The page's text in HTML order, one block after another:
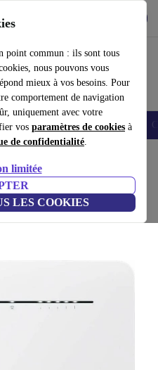
point commun : ils sont tous
nous pouvons vous
mieux à vos besoins. Pour
comportement de navigation
uniquement avec votre
vos paramètres de cookies à
de confidentialité.
limitée
LES COOKIES
Montres connectées Accessoires